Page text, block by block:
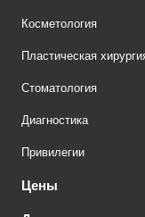
Косметология
Пластическая
Стоматология
Диагностика
Привилегии
Цены